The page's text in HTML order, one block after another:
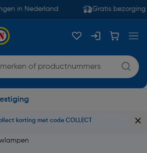
in Nederland Gratis bezorging
korting met code COLLECT